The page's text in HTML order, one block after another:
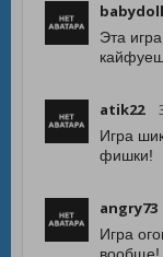
Эта
atik22
Игра
фишки!
angry73
Игра